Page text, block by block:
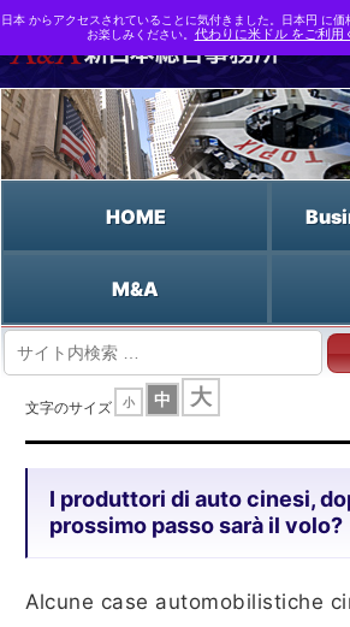
HOME
M&A
I produttori di auto cinesi, dopo la guida, il prossimo
文字のサイズ 小 中 大
I produttori di auto cinesi,
prossimo passo sarà il volo?
Alcune case automobilistiche
日本 からアクセスされていることに気付きました。日本円 に
お楽しみください。 代わりに米ドル をご利用